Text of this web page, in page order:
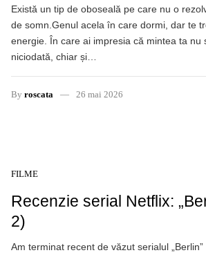
Există un tip de oboseală pe care nu o
de somn.Genul acela în care dormi, dar te
energie. În care ai impresia că mintea ta nu
niciodată, chiar și…
By roscata 26 mai 2026
FILME
Recenzie serial Netflix:
2)
Am terminat recent de văzut serialul